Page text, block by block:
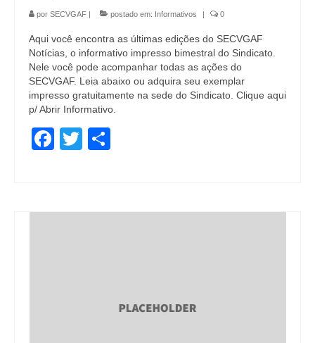
por SECVGAF | postado em: Informativos | 0
Aqui você encontra as últimas edições do SECVGAF
Notícias, o informativo impresso bimestral do Sindicato.
Nele você pode acompanhar todas as ações do
SECVGAF. Leia abaixo ou adquira seu exemplar
impresso gratuitamente na sede do Sindicato. Clique aqui
p/ Abrir Informativo.
Facebook
Twitter